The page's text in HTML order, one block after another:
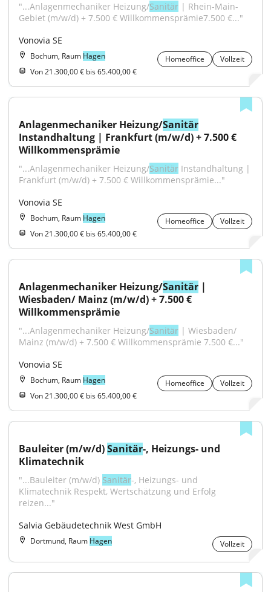
"...Anlagenmechaniker Heizung/Sanitär | Rhein-Main-
Gebiet (m/w/d) + 7.500 € Willkommensprämie7.500 €..."
Vonovia SE
Bochum, Raum Hagen Homeoffice
Vollzeit
Von 21.300,00 € bis 65.400,00 €
Anlagenmechaniker Heizung/Sanitär
Instandhaltung | Frankfurt (m/w/d) + 7.500 €
Willkommensprämie
"...Anlagenmechaniker Heizung/Sanitär Instandhaltung |
Frankfurt (m/w/d) + 7.500 € Willkommensprämie..."
Vonovia SE
Bochum, Raum Hagen Homeoffice
Vollzeit
Von 21.300,00 € bis 65.400,00 €
Anlagenmechaniker Heizung/Sanitär |
Wiesbaden/ Mainz (m/w/d) + 7.500 €
Willkommensprämie
"...Anlagenmechaniker Heizung/Sanitär | Wiesbaden/
Mainz (m/w/d) + 7.500 € Willkommensprämie 7.500 €..."
Vonovia SE
Bochum, Raum Hagen Homeoffice
Vollzeit
Von 21.300,00 € bis 65.400,00 €
Bauleiter (m/w/d) Sanitär-, Heizungs- und
Klimatechnik
"...Bauleiter (m/w/d) Sanitär-, Heizungs- und
Klimatechnik Respekt, Wertschätzung und Erfolg
reizen..."
Salvia Gebäudetechnik West GmbH
Dortmund, Raum Hagen Vollzeit